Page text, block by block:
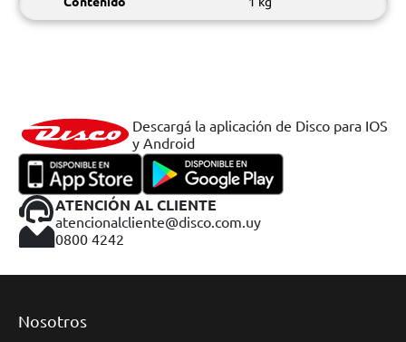
Descargá la aplicación de Disco para IOS
y Android
ATENCIÓN AL CLIENTE
atencionalcliente@disco.com.uy
0800 4242
Nosotros